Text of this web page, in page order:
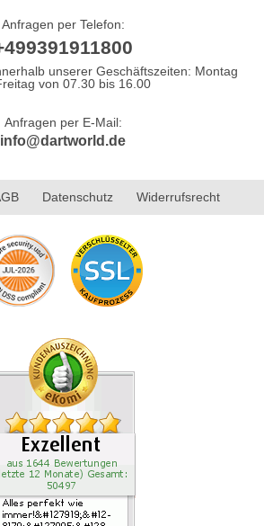
Anfragen per Telefon:
unserer Geschäftszeiten: Montag
von 07.30 bis 16.00
Anfragen per E-Mail:
info@dartworld.de
Datenschutz Widerrufsrecht